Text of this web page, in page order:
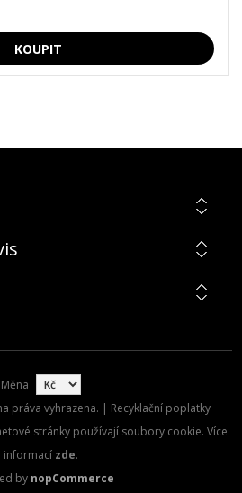
Měna
práva vyhrazena. | Recyklační poplatky
stránky používají soubory cookie. Více
informací zde.
by nopCommerce